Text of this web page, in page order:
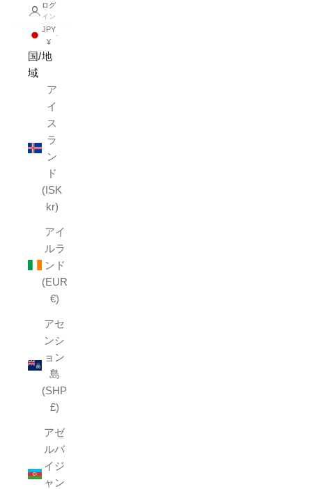
ログ
イン
JPY
¥
国/地
域
ア
イ
ス
ラ
ン
ド
(ISK
kr)
アイ
ルラ
ンド
(EUR
€)
アセ
ンシ
ョン
島
(SHP
£)
アゼ
ルバ
イジ
ャン